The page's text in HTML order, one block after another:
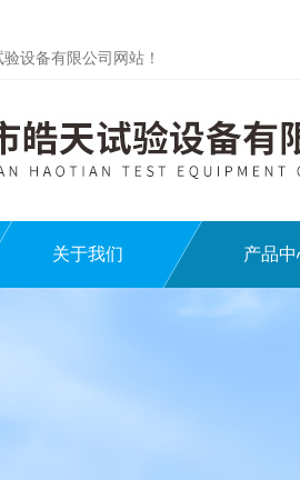
设备有限公司网站！
关于我们 产品中